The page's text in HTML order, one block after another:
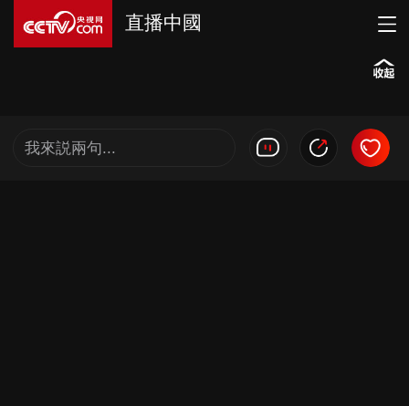
直播中國
我來説兩句...